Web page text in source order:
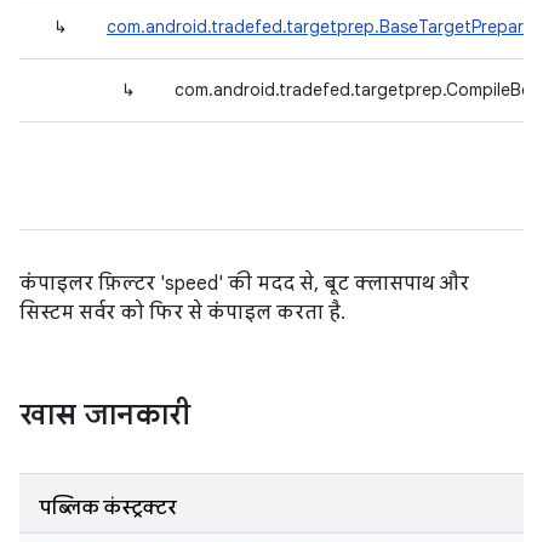
↳ com.android.tradefed.targetprep.BaseTargetPreparer
↳
कंपाइलर फ़िल्टर 'speed' की मदद से, बूट क्लासपाथ और
सिस्टम सर्वर को फिर से कंपाइल करता है.
खास जानकारी
पब्लिक कंस्ट्रक्टर